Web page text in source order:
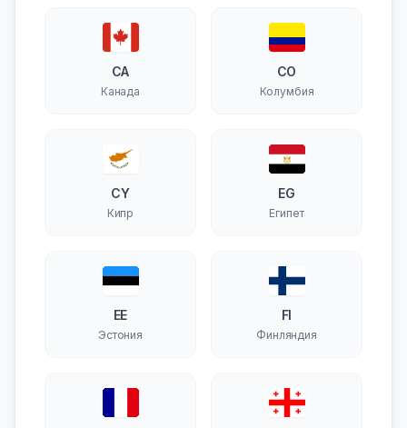
CA
Канада
CO
Колумбия
CY
Кипр
EG
Египет
EE
Эстония
FI
Финляндия